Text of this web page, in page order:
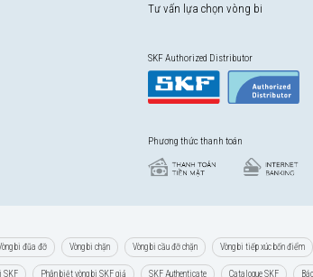
Tư vấn lựa chọn vòng bi
SKF Authorized Distributor
Phương thức thanh toán
bi đũa đỡ Vòng bi chặn Vòng bi cầu đỡ chặn Vòng bi tiếp xúc bốn điểm
SKF Phân biệt vòng bi SKF giả SKF Authenticate Catalogue SKF